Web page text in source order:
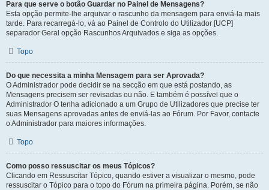
Para que serve o botão Guardar no Painel de Mensagens?
Esta opção permite-lhe arquivar o rascunho da mensagem para enviá-la mais
tarde. Para recarregá-lo, vá ao Painel de Controlo do Utilizador [UCP]
separador Geral opção Rascunhos Arquivados e siga as opções.
Topo
Do que necessita a minha Mensagem para ser Aprovada?
O Administrador pode decidir se na secção em que está postando, as
Mensagens precisem ser revisadas ou não. E também é possível que o
Administrador O tenha adicionado a um Grupo de Utilizadores que precise ter
suas Mensagens aprovadas antes de enviá-las ao Fórum. Por Favor, contacte
o Administrador para maiores informações.
Topo
Como posso ressuscitar os meus Tópicos?
Clicando em Ressuscitar Tópico, quando estiver a visualizar o mesmo, pode
ressuscitar o Tópico para o topo do Fórum na primeira página. Porém, se não